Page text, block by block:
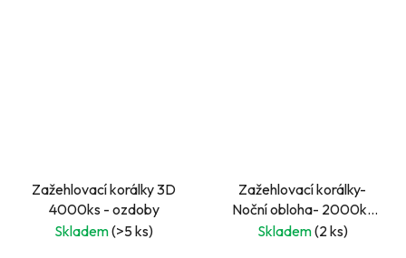
Zažehlovací korálky 3D
4000ks - ozdoby
Skladem(>5 ks)
Zažehlovací korálky-
Noční obloha- 2000ks
korálků, 2 ks tvarované
Skladem(2 ks)